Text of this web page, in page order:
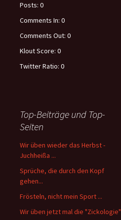
Posts: 0
Comments In: 0
Comments Out: 0
Klout Score: 0
Twitter Ratio: 0
Top-Beiträge und Top-
Seiten
Wir üben wieder das Herbst -
Juchheißa ...
Sprüche, die durch den Kopf
gehen...
Frösteln, nicht mein Sport ...
Wir üben jetzt mal die "Zickologie"